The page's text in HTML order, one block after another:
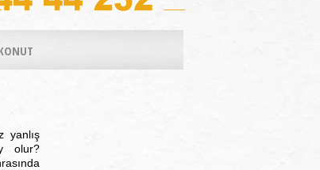
yanlış
olur?